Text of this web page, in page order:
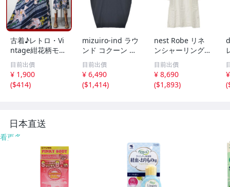
古着♪レトロ・Vi
ntage紺花柄モッ
ズワンピ♪70s60s
70年代60年代ヴ
ィンテージ日本製
Japan昭和ロマン
り
目前出價
¥ 1,900
($414)
mizuiro-ind ラウ
ンド コクーン ノ
ースリーブ ワン
ピース ネイビー
ミズイロインド 6
-0723M 286215
目前出價
¥ 6,490
($1,414)
nest Robe リネ
ンシャーリングネ
ックワンピース 0
1171-1101-1 製
品染め ワンピー
ス オフホワイト
目前出價
¥ 8,690
($1,893)
(
日本直送
看更多